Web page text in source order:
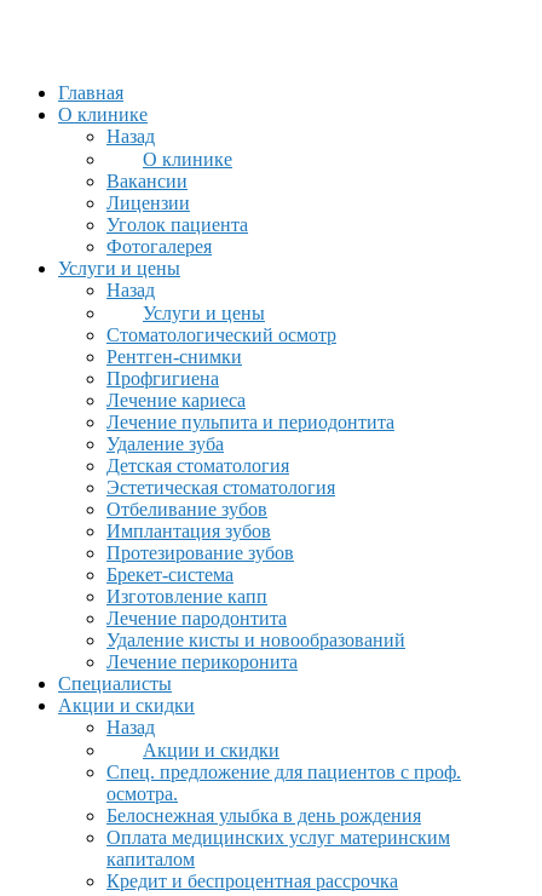
Главная
О клинике
Назад
О клинике
Вакансии
Лицензии
Уголок пациента
Фотогалерея
Услуги и цены
Назад
Услуги и цены
Стоматологический осмотр
Рентген-снимки
Профгигиена
Лечение кариеса
Лечение пульпита и периодонтита
Удаление зуба
Детская стоматология
Эстетическая стоматология
Отбеливание зубов
Имплантация зубов
Протезирование зубов
Брекет-система
Изготовление капп
Лечение пародонтита
Удаление кисты и новообразований
Лечение перикоронита
Специалисты
Акции и скидки
Назад
Акции и скидки
Спец. предложение для пациентов с проф.
осмотра.
Белоснежная улыбка в день рождения
Оплата медицинских услуг материнским
капиталом
Кредит и беспроцентная рассрочка